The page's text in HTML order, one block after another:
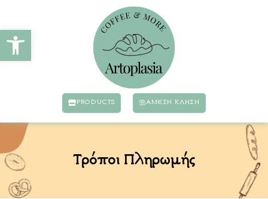
Ανοίξτε τη γραμμή εργαλείων
PRODUCTS ΆΜΕΣΗ ΚΛΗΣΗ
Τρόποι Πληρωμής